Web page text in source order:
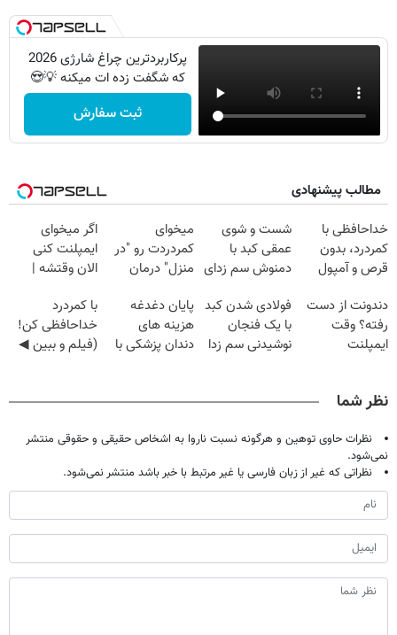
پرکاربردترین چراغ شارژی 2026
که شگفت زده ات میکنه 💡😍
ثبت سفارش
مطالب پیشنهادی
خداحافظی با
کمردرد، بدون
قرص و آمپول
شست و شوی
عمقی کبد با
دمنوش سم زدای
میخوای
کمردردت رو "در
منزل" درمان
◂پرسش‌نامه)
اگر میخوای
ایمپلنت کنی
الان وقتشه |
میلیون تومان!!!
دندونت از دست
رفته؟ وقت
ایمپلنت
فولادی شدن کبد
با یک فنجان
نوشیدنی سم زدا
پایان دغدغه
هزینه های
دندان پزشکی با
با کمردرد
خداحافظی کن!
(فیلم و ببین ◀
نظر شما
نظرات حاوی توهین و هرگونه نسبت ناروا به اشخاص حقیقی و حقوقی منتشر
نمی‌شود.
نظراتی که غیر از زبان فارسی یا غیر مرتبط با خبر باشد منتشر نمی‌شود.